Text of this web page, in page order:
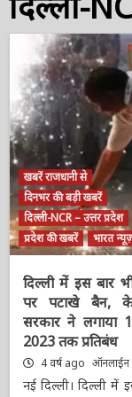
खबरें राजधानी से
दिनभर की बड़ी खबरें
दिल्ली-NCR – उत्तर प्रदेश
प्रदेश की खबरें
भारत
दिल्ली में इस बार भी
पर पटाखे बैन,
सरकार ने लगाया 1
2023 तक प्रतिबंध
4 वर्ष ago ऑनलाईन